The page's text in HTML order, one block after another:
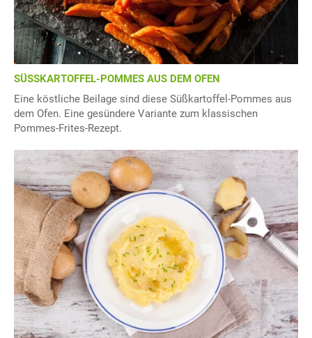
SÜSSKARTOFFEL-POMMES AUS DEM OFEN
Eine köstliche Beilage sind diese Süßkartoffel-Pommes aus
dem Ofen. Eine gesündere Variante zum klassischen
Pommes-Frites-Rezept.